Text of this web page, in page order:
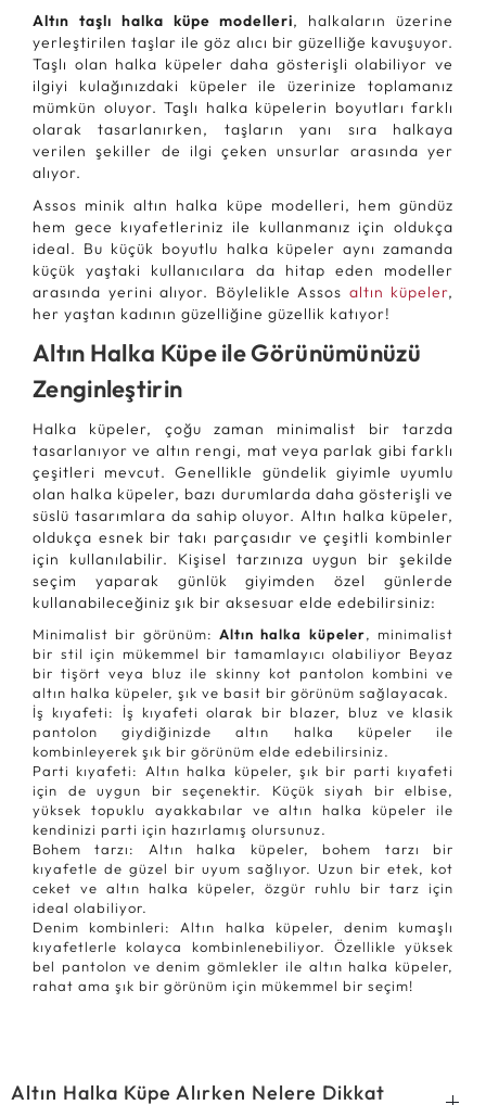
Altın taşlı halka küpe modelleri, halkaların üzerine
yerleştirilen taşlar ile göz alıcı bir güzelliğe kavuşuyor.
Taşlı olan halka küpeler daha gösterişli olabiliyor ve
ilgiyi kulağınızdaki küpeler ile üzerinize toplamanız
mümkün oluyor. Taşlı halka küpelerin boyutları farklı
olarak tasarlanırken, taşların yanı sıra halkaya
verilen şekiller de ilgi çeken unsurlar arasında yer
alıyor.
Assos minik altın halka küpe modelleri, hem gündüz
hem gece kıyafetleriniz ile kullanmanız için oldukça
ideal. Bu küçük boyutlu halka küpeler aynı zamanda
küçük yaştaki kullanıcılara da hitap eden modeller
arasında yerini alıyor. Böylelikle Assos altın küpeler,
her yaştan kadının güzelliğine güzellik katıyor!
Altın Halka Küpe ile Görünümünüzü
Zenginleştirin
Halka küpeler, çoğu zaman minimalist bir tarzda
tasarlanıyor ve altın rengi, mat veya parlak gibi farklı
çeşitleri mevcut. Genellikle gündelik giyimle uyumlu
olan halka küpeler, bazı durumlarda daha gösterişli ve
süslü tasarımlara da sahip oluyor. Altın halka küpeler,
oldukça esnek bir takı parçasıdır ve çeşitli kombinler
için kullanılabilir. Kişisel tarzınıza uygun bir şekilde
seçim yaparak günlük giyimden özel günlerde
kullanabileceğiniz şık bir aksesuar elde edebilirsiniz:
Minimalist bir görünüm: Altın halka küpeler, minimalist
bir stil için mükemmel bir tamamlayıcı olabiliyor Beyaz
bir tişört veya bluz ile skinny kot pantolon kombini ve
altın halka küpeler, şık ve basit bir görünüm sağlayacak.
İş kıyafeti: İş kıyafeti olarak bir blazer, bluz ve klasik
pantolon giydiğinizde altın halka küpeler ile
kombinleyerek şık bir görünüm elde edebilirsiniz.
Parti kıyafeti: Altın halka küpeler, şık bir parti kıyafeti
için de uygun bir seçenektir. Küçük siyah bir elbise,
yüksek topuklu ayakkabılar ve altın halka küpeler ile
kendinizi parti için hazırlamış olursunuz.
Bohem tarzı: Altın halka küpeler, bohem tarzı bir
kıyafetle de güzel bir uyum sağlıyor. Uzun bir etek, kot
ceket ve altın halka küpeler, özgür ruhlu bir tarz için
ideal olabiliyor.
Denim kombinleri: Altın halka küpeler, denim kumaşlı
kıyafetlerle kolayca kombinlenebiliyor. Özellikle yüksek
bel pantolon ve denim gömlekler ile altın halka küpeler,
rahat ama şık bir görünüm için mükemmel bir seçim!
Altın Halka Küpe Alırken Nelere Dikkat